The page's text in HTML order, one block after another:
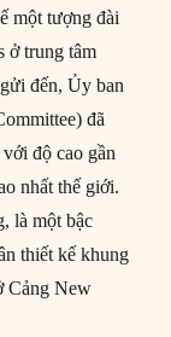
một tượng đài
ở trung tâm
đến, Ủy ban
đã
độ cao gần
nhất thế giới.
là một bậc
thiết kế khung
Cảng New
chính thức khai